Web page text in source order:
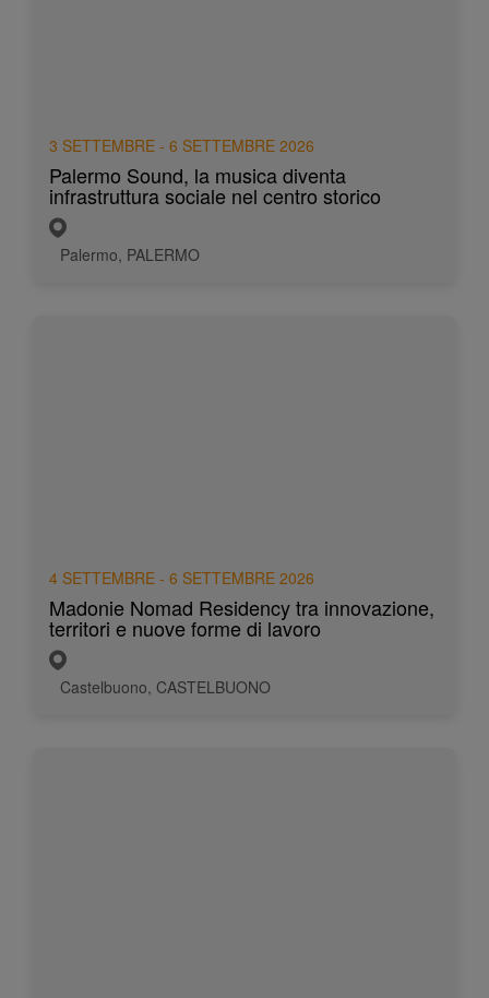
3 SETTEMBRE - 6 SETTEMBRE 2026
Palermo Sound, la musica diventa
infrastruttura sociale nel centro storico
Palermo, PALERMO
4 SETTEMBRE - 6 SETTEMBRE 2026
Madonie Nomad Residency tra innovazione,
territori e nuove forme di lavoro
Castelbuono, CASTELBUONO